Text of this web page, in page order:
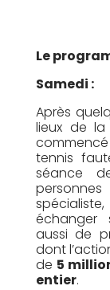
Le
Samedi :
Après
lieux de
tennis
séance
échanger
aussi de
dont
de 5
entier.